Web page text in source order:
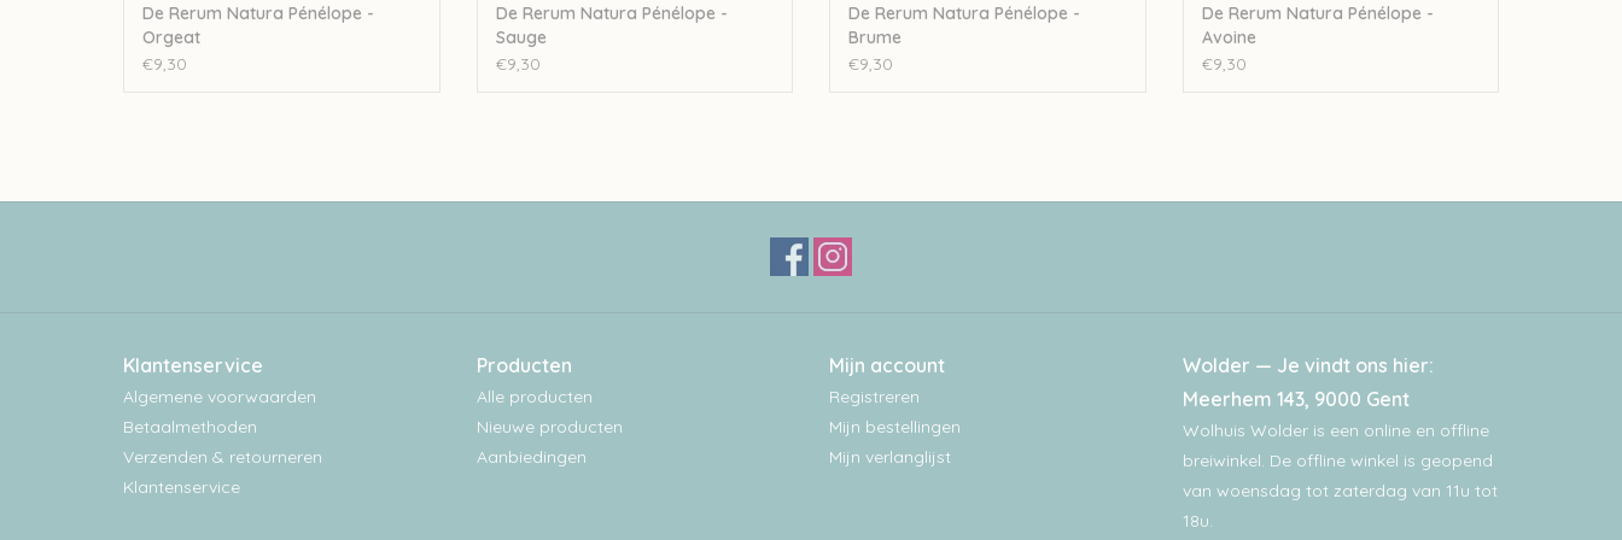
De Rerum Natura Pénélope -
Orgeat
€9,30
De Rerum Natura Pénélope -
Sauge
€9,30
De Rerum Natura Pénélope -
Brume
€9,30
De Rerum Natura Pénélope -
Avoine
€9,30
Klantenservice
Algemene voorwaarden
Betaalmethoden
Verzenden & retourneren
Klantenservice
Producten
Alle producten
Nieuwe producten
Aanbiedingen
Mijn account
Registreren
Mijn bestellingen
Mijn verlanglijst
Wolder — Je vindt ons hier:
Meerhem 143, 9000 Gent
Wolhuis Wolder is een online en offline
breiwinkel. De offline winkel is geopend
van woensdag tot zaterdag van 11u tot
18u.